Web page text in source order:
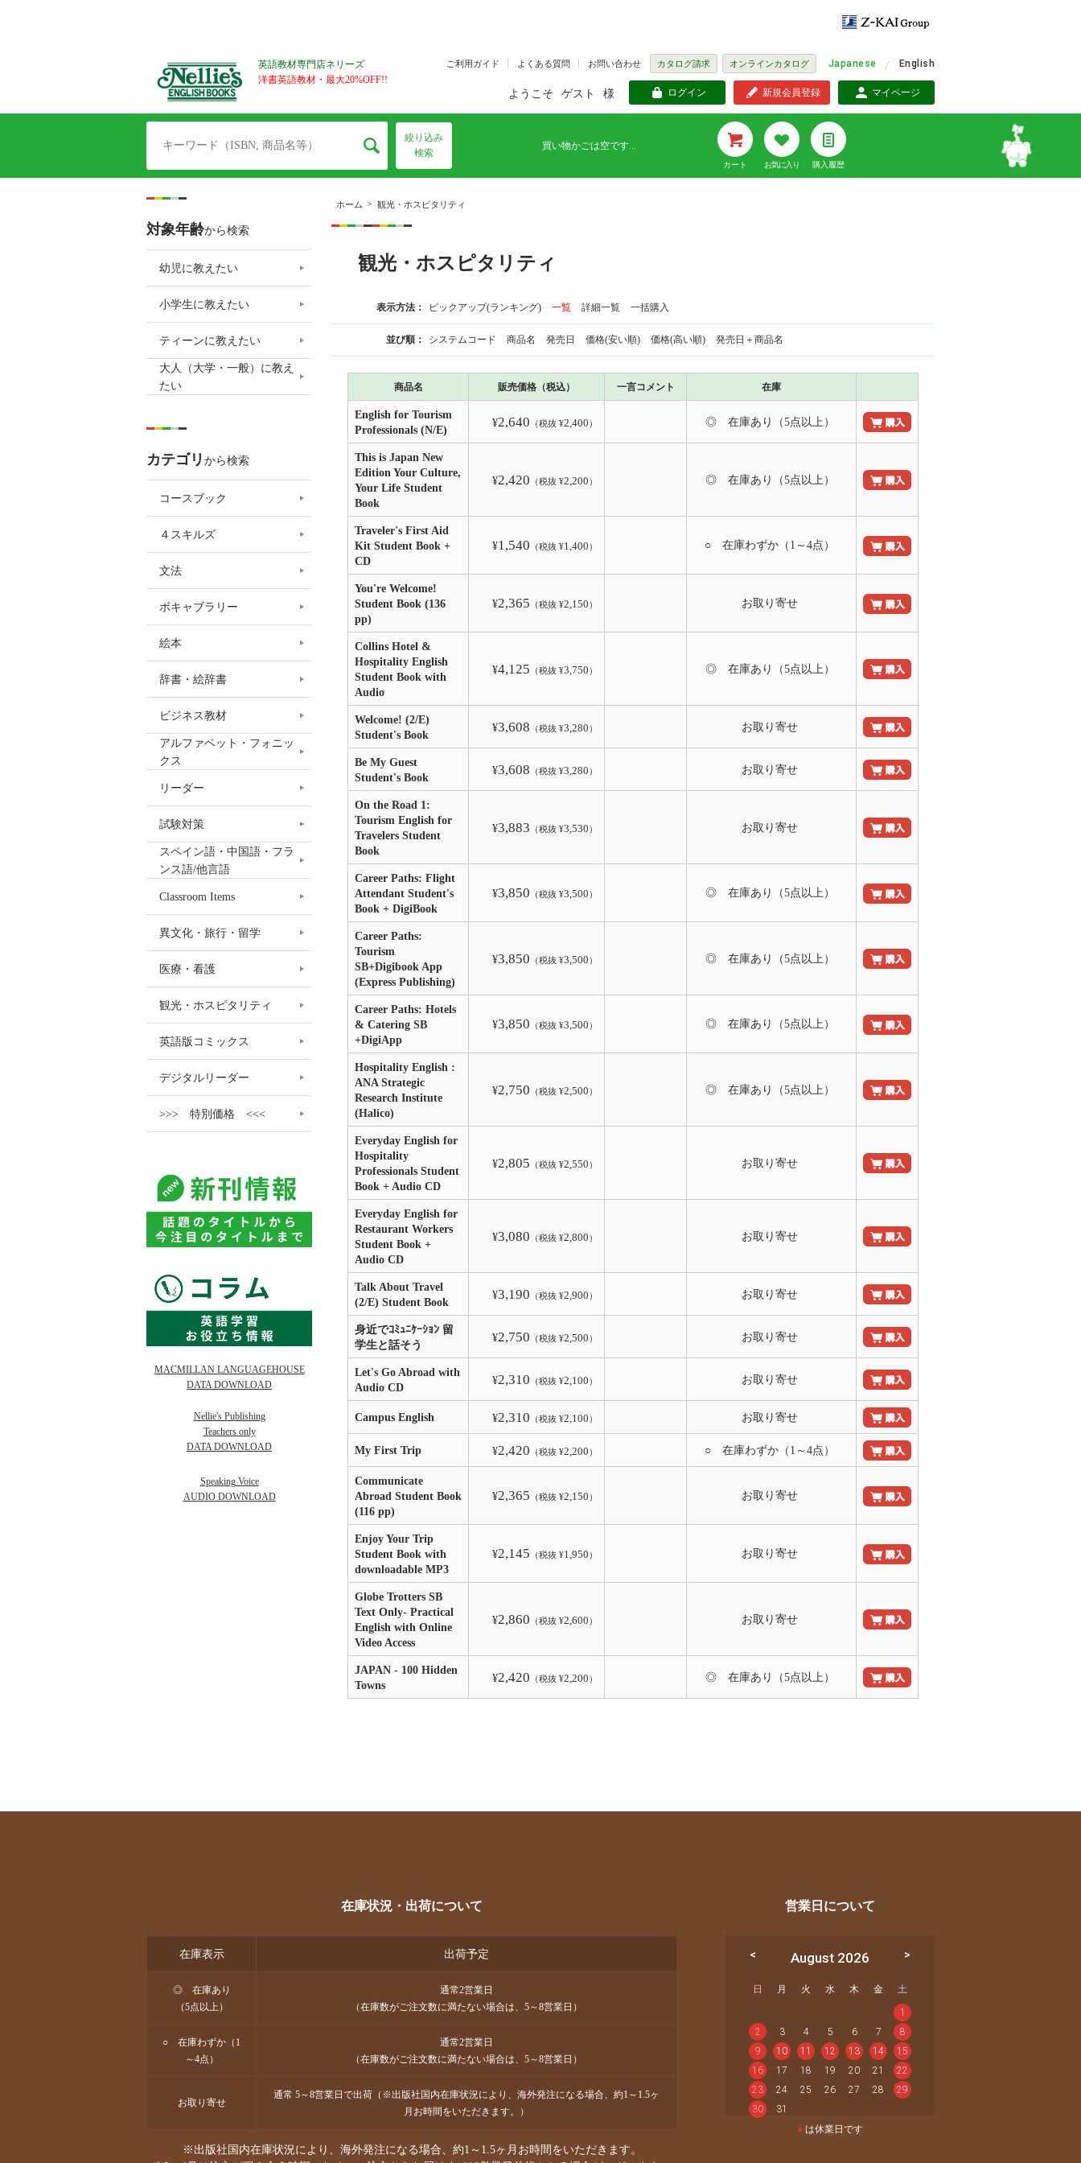
英語教材専門店ネリーズ
洋書英語教材・最大20%OFF!!
ご利用ガイド よくある質問 お問い合わせ カタログ請求 オンラインカタログ Japanese English
ようこそ ゲスト 様 ログイン 新規会員登録 マイページ
絞り込み
検索
買い物かごは空です...
カート お気に入り 購入履歴
ホーム > 観光・ホスピタリティ
観光・ホスピタリティ
表示方法： ピックアップ(ランキング) 一覧 詳細一覧 一括購入
並び順： システムコード 商品名 発売日 価格(安い順) 価格(高い順) 発売日＋商品名
商品名 販売価格（税込） 一言コメント 在庫
English for Tourism
Professionals (N/E)
¥2,640 （税抜 ¥2,400 ） ◎ 在庫あり（5点以上）
This is Japan New
Edition Your Culture,
Your Life Student
Book
¥2,420 （税抜 ¥2,200 ） ◎ 在庫あり（5点以上）
Traveler's First Aid
Kit Student Book +
CD
¥1,540 （税抜 ¥1,400 ） ○ 在庫わずか（1～4点）
You're Welcome!
Student Book (136
pp)
¥2,365 （税抜 ¥2,150 ） お取り寄せ
Collins Hotel &
Hospitality English
Student Book with
Audio
¥4,125 （税抜 ¥3,750 ） ◎ 在庫あり（5点以上）
Welcome! (2/E)
Student's Book
¥3,608 （税抜 ¥3,280 ） お取り寄せ
Be My Guest
Student's Book
¥3,608 （税抜 ¥3,280 ） お取り寄せ
On the Road 1:
Tourism English for
Travelers Student
Book
¥3,883 （税抜 ¥3,530 ） お取り寄せ
Career Paths: Flight
Attendant Student's
Book + DigiBook
¥3,850 （税抜 ¥3,500 ） ◎ 在庫あり（5点以上）
Career Paths:
Tourism
SB+Digibook App
(Express Publishing)
¥3,850 （税抜 ¥3,500 ） ◎ 在庫あり（5点以上）
Career Paths: Hotels
& Catering SB
+DigiApp
¥3,850 （税抜 ¥3,500 ） ◎ 在庫あり（5点以上）
Hospitality English :
ANA Strategic
Research Institute
(Halico)
¥2,750 （税抜 ¥2,500 ） ◎ 在庫あり（5点以上）
Everyday English for
Hospitality
Professionals Student
Book + Audio CD
¥2,805 （税抜 ¥2,550 ） お取り寄せ
Everyday English for
Restaurant Workers
Student Book +
Audio CD
¥3,080 （税抜 ¥2,800 ） お取り寄せ
Talk About Travel
(2/E) Student Book
¥3,190 （税抜 ¥2,900 ） お取り寄せ
身近でｺﾐｭﾆｹｰｼｮﾝ 留
学生と話そう
¥2,750 （税抜 ¥2,500 ） お取り寄せ
Let's Go Abroad with
Audio CD
¥2,310 （税抜 ¥2,100 ） お取り寄せ
Campus English ¥2,310 （税抜 ¥2,100 ） お取り寄せ
My First Trip ¥2,420 （税抜 ¥2,200 ） ○ 在庫わずか（1～4点）
Communicate
Abroad Student Book
(116 pp)
¥2,365 （税抜 ¥2,150 ） お取り寄せ
Enjoy Your Trip
Student Book with
downloadable MP3
¥2,145 （税抜 ¥1,950 ） お取り寄せ
Globe Trotters SB
Text Only- Practical
English with Online
Video Access
¥2,860 （税抜 ¥2,600 ） お取り寄せ
JAPAN - 100 Hidden
Towns
¥2,420 （税抜 ¥2,200 ） ◎ 在庫あり（5点以上）
対象年齢から検索
幼児に教えたい
小学生に教えたい
ティーンに教えたい
大人（大学・一般）に教え
たい
カテゴリ から検索
コースブック
４スキルズ
文法
ボキャブラリー
絵本
辞書・絵辞書
ビジネス教材
アルファベット・フォニッ
クス
リーダー
試験対策
スペイン語・中国語・フラ
ンス語/他言語
Classroom Items
異文化・旅行・留学
医療・看護
観光・ホスピタリティ
英語版コミックス
デジタルリーダー
>>> 特別価格 <<<
MACMILLAN LANGUAGEHOUSE
DATA DOWNLOAD
Nellie's Publishing
Teachers only
DATA DOWNLOAD
Speaking Voice
AUDIO DOWNLOAD
在庫状況・出荷について
在庫表示 出荷予定
◎ 在庫あり
（5点以上）
通常2営業日
（在庫数がご注文数に満たない場合は、5～8営業日）
○ 在庫わずか（1
～4点）
通常2営業日
（在庫数がご注文数に満たない場合は、5～8営業日）
お取り寄せ
通常 5～8営業日で出荷（※出版社国内在庫状況により、海外発注になる場合、約1～1.5ヶ
月お時間をいただきます。）
※出版社国内在庫状況により、海外発注になる場合、約1～1.5ヶ月お時間をいただきます。
営業日について
August 2026
日 月 火 水 木 金 土
1
2
3 4 5 6 7
8
9
10 11 12 13 14
15
16
17 18 19 20 21
22
23
24 25 26 27 28
29
30
31
● は休業日です